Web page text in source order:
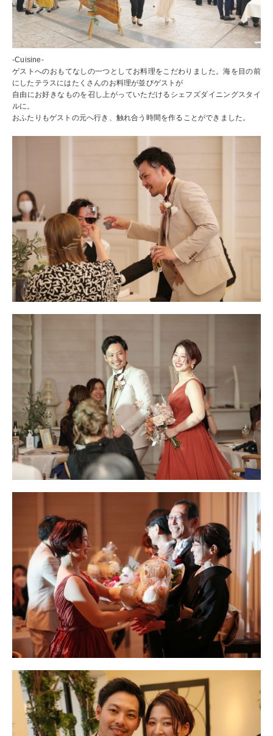
-Cuisine-
ゲストへのおもてなしの一つとしてお料理をこだわりました。海を目の前
にしたテラスにはたくさんのお料理が並びゲストが
自由にお好きなものを召し上がっていただけるシェフズダイニングスタイ
ルに。
おふたりもゲストの元へ行き、触れ合う時間を作ることができました。